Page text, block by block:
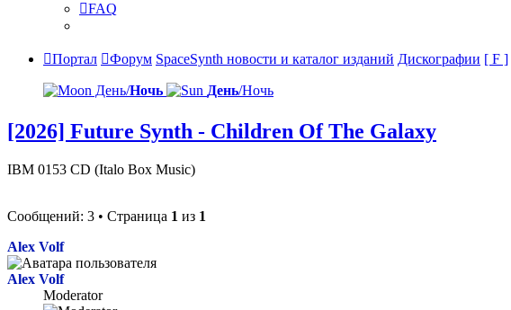
FAQ
Портал Форум SpaceSynth новости и каталог изданий Дискографии [ F ]
День/Ночь День/Ночь
[2026] Future Synth - Children Of The Galaxy
IBM 0153 CD (Italo Box Music)
Сообщений: 3 • Страница 1 из 1
Alex Volf
Alex Volf
Moderator